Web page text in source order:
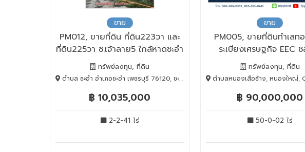
ขาย
PM012, ขายที่ดิน ที่ดิน223วา และ
ที่ดิน225วา ซ.เจ้าลาย5 ใกล้หาดชะอำ
ที่สวยถมแล้ว
ทรัพย์ลงทุน, ที่ดิน
ตำบล ชะอำ อำเภอชะอำ เพชรบุรี 76120, ชะอำ, Phetchaburi, 76120
฿ 10,035,000
2-2-41 ไร่
ขาย
PM005, ขายที่ดินทำเลท
ระเบียงเศรษฐกิจ EEC
หนองใหญ่
ทรัพย์ลงทุน, ที่ดิน
ตำบลหนองเสือช้าง, หนองใหญ่, Chon
฿ 90,000,000
50-0-02 ไร่